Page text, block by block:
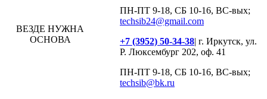
ВЕЗДЕ НУЖНА
ОСНОВА
ПН-ПТ 9-18, СБ 10-16, ВС-вых;
techsib24@gmail.com
+7 (3952) 50-34-38| г. Иркутск, ул.
Р. Люксембург 202, оф. 41
ПН-ПТ 9-18, СБ 10-16, ВС-вых;
techsib@bk.ru